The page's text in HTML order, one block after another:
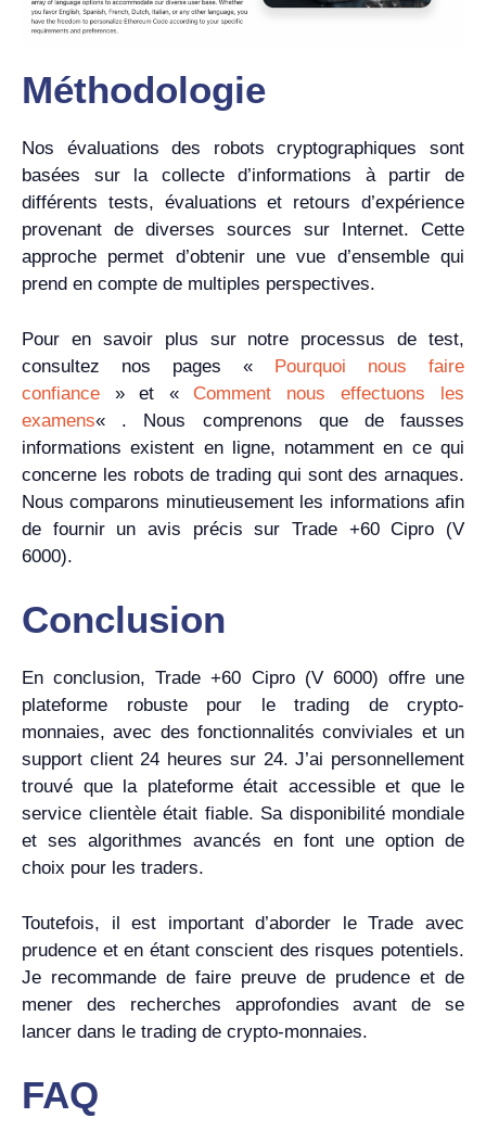
Méthodologie
Nos évaluations des robots cryptographiques sont
basées sur la collecte d’informations à partir de
différents tests, évaluations et retours d’expérience
provenant de diverses sources sur Internet. Cette
approche permet d’obtenir une vue d’ensemble qui
prend en compte de multiples perspectives.
Pour en savoir plus sur notre processus de test,
consultez nos pages « Pourquoi nous faire
confiance » et « Comment nous effectuons les
examens« . Nous comprenons que de fausses
informations existent en ligne, notamment en ce qui
concerne les robots de trading qui sont des arnaques.
Nous comparons minutieusement les informations afin
de fournir un avis précis sur Trade +60 Cipro (V
6000).
Conclusion
En conclusion, Trade +60 Cipro (V 6000) offre une
plateforme robuste pour le trading de crypto-
monnaies, avec des fonctionnalités conviviales et un
support client 24 heures sur 24. J’ai personnellement
trouvé que la plateforme était accessible et que le
service clientèle était fiable. Sa disponibilité mondiale
et ses algorithmes avancés en font une option de
choix pour les traders.
Toutefois, il est important d’aborder le Trade avec
prudence et en étant conscient des risques potentiels.
Je recommande de faire preuve de prudence et de
mener des recherches approfondies avant de se
lancer dans le trading de crypto-monnaies.
FAQ